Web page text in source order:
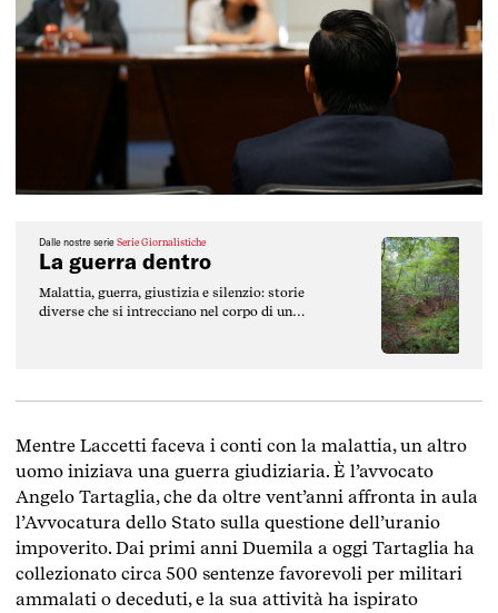
Dalle nostre serie Serie Giornalistiche
La guerra dentro
Malattia, guerra, giustizia e silenzio: storie
diverse che si intrecciano nel corpo di un
Mentre Laccetti faceva i conti con la malattia, un altro
uomo iniziava una guerra giudiziaria. È l’avvocato
Angelo Tartaglia, che da oltre vent’anni affronta in aula
l’Avvocatura dello Stato sulla questione dell’uranio
impoverito. Dai primi anni Duemila a oggi Tartaglia ha
collezionato circa 500 sentenze favorevoli per militari
ammalati o deceduti, e la sua attività ha ispirato